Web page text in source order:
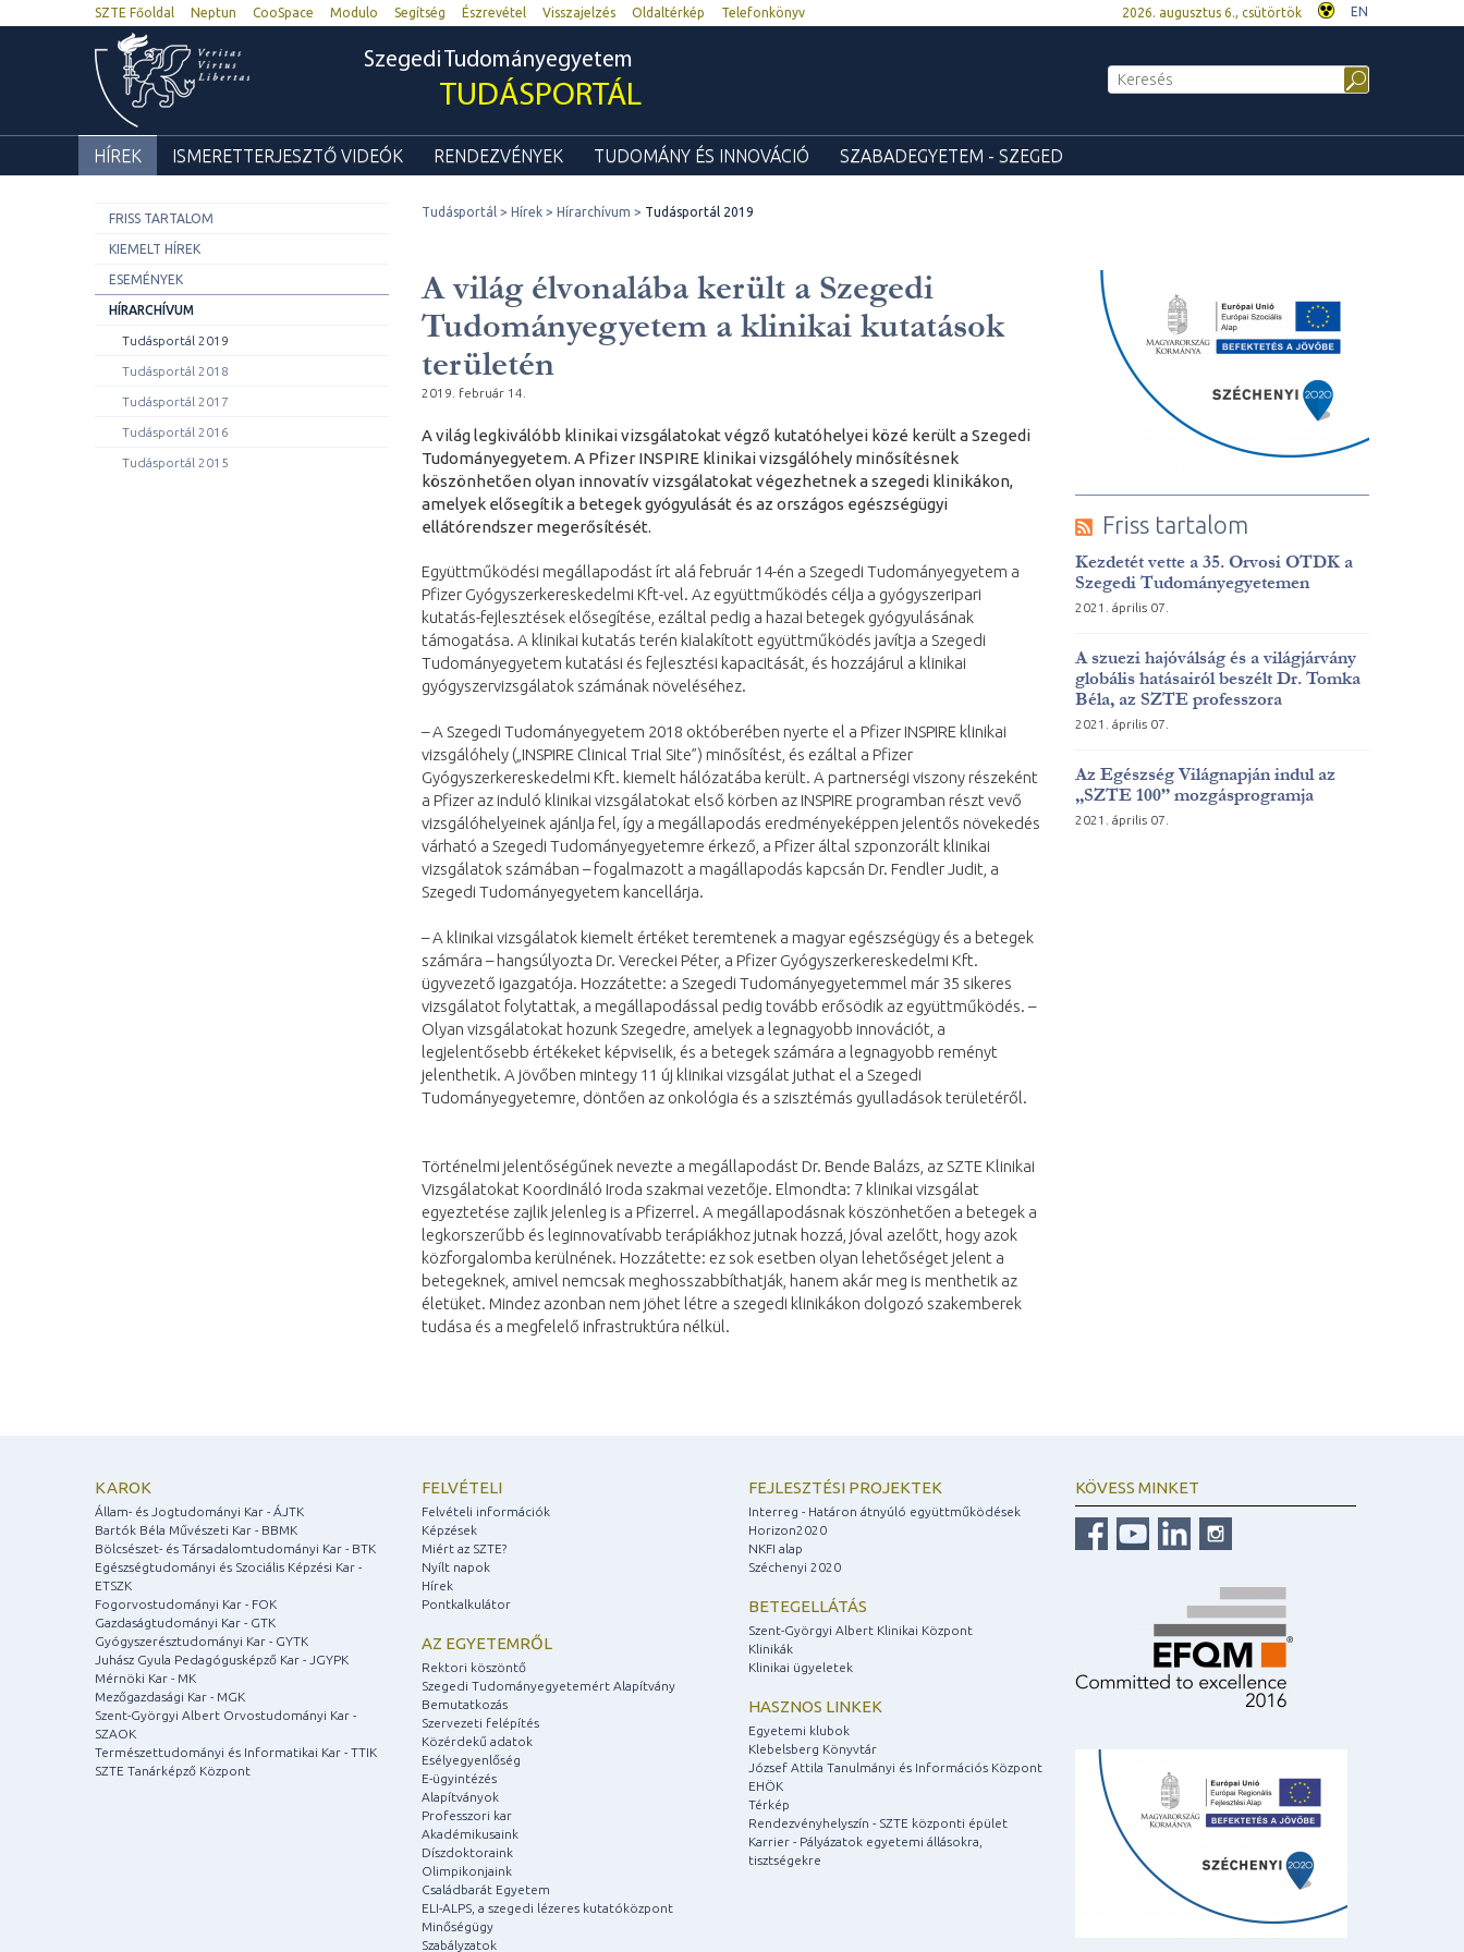
SZTE Főoldal Neptun CooSpace Modulo Segítség Észrevétel Visszajelzés Oldaltérkép Telefonkönyv 2026. augusztus 6., csütörtök EN
Szegedi Tudományegyetem
TUDÁSPORTÁL
HÍREK ISMERETTERJESZTŐ VIDEÓK RENDEZVÉNYEK TUDOMÁNY ÉS INNOVÁCIÓ SZABADEGYETEM - SZEGED
FRISS TARTALOM
KIEMELT HÍREK
ESEMÉNYEK
HÍRARCHÍVUM
Tudásportál 2019
Tudásportál 2018
Tudásportál 2017
Tudásportál 2016
Tudásportál 2015
Tudásportál Hírek Hírarchívum Tudásportál 2019
A világ élvonalába került a Szegedi
Tudományegyetem a klinikai kutatások
területén
2019. február 14.
A világ legkiválóbb klinikai vizsgálatokat végző kutatóhelyei közé került a Szegedi
Tudományegyetem. A Pfizer INSPIRE klinikai vizsgálóhely minősítésnek
köszönhetően olyan innovatív vizsgálatokat végezhetnek a szegedi klinikákon,
amelyek elősegítik a betegek gyógyulását és az országos egészségügyi
ellátórendszer megerősítését.
Együttműködési megállapodást írt alá február 14-én a Szegedi Tudományegyetem a
Pfizer Gyógyszerkereskedelmi Kft-vel. Az együttműködés célja a gyógyszeripari
kutatás-fejlesztések elősegítése, ezáltal pedig a hazai betegek gyógyulásának
támogatása. A klinikai kutatás terén kialakított együttműködés javítja a Szegedi
Tudományegyetem kutatási és fejlesztési kapacitását, és hozzájárul a klinikai
gyógyszervizsgálatok számának növeléséhez.
– A Szegedi Tudományegyetem 2018 októberében nyerte el a Pfizer INSPIRE klinikai
vizsgálóhely („INSPIRE Clinical Trial Site”) minősítést, és ezáltal a Pfizer
Gyógyszerkereskedelmi Kft. kiemelt hálózatába került. A partnerségi viszony részeként
a Pfizer az induló klinikai vizsgálatokat első körben az INSPIRE programban részt vevő
vizsgálóhelyeinek ajánlja fel, így a megállapodás eredményeképpen jelentős növekedés
várható a Szegedi Tudományegyetemre érkező, a Pfizer által szponzorált klinikai
vizsgálatok számában – fogalmazott a magállapodás kapcsán Dr. Fendler Judit, a
Szegedi Tudományegyetem kancellárja.
– A klinikai vizsgálatok kiemelt értéket teremtenek a magyar egészségügy és a betegek
számára – hangsúlyozta Dr. Vereckei Péter, a Pfizer Gyógyszerkereskedelmi Kft.
ügyvezető igazgatója. Hozzátette: a Szegedi Tudományegyetemmel már 35 sikeres
vizsgálatot folytattak, a megállapodással pedig tovább erősödik az együttműködés. –
Olyan vizsgálatokat hozunk Szegedre, amelyek a legnagyobb innovációt, a
legjelentősebb értékeket képviselik, és a betegek számára a legnagyobb reményt
jelenthetik. A jövőben mintegy 11 új klinikai vizsgálat juthat el a Szegedi
Tudományegyetemre, döntően az onkológia és a szisztémás gyulladások területéről.
Történelmi jelentőségűnek nevezte a megállapodást Dr. Bende Balázs, az SZTE Klinikai
Vizsgálatokat Koordináló Iroda szakmai vezetője. Elmondta: 7 klinikai vizsgálat
egyeztetése zajlik jelenleg is a Pfizerrel. A megállapodásnak köszönhetően a betegek a
legkorszerűbb és leginnovatívabb terápiákhoz jutnak hozzá, jóval azelőtt, hogy azok
közforgalomba kerülnének. Hozzátette: ez sok esetben olyan lehetőséget jelent a
betegeknek, amivel nemcsak meghosszabbíthatják, hanem akár meg is menthetik az
életüket. Mindez azonban nem jöhet létre a szegedi klinikákon dolgozó szakemberek
tudása és a megfelelő infrastruktúra nélkül.
Friss tartalom
Kezdetét vette a 35. Orvosi OTDK a
Szegedi Tudományegyetemen
2021. április 07.
A szuezi hajóválság és a világjárvány
globális hatásairól beszélt Dr. Tomka
Béla, az SZTE professzora
2021. április 07.
Az Egészség Világnapján indul az
„SZTE 100” mozgásprogramja
2021. április 07.
KAROK
Állam- és Jogtudományi Kar - ÁJTK
Bartók Béla Művészeti Kar - BBMK
Bölcsészet- és Társadalomtudományi Kar - BTK
Egészségtudományi és Szociális Képzési Kar -
ETSZK
Fogorvostudományi Kar - FOK
Gazdaságtudományi Kar - GTK
Gyógyszerésztudományi Kar - GYTK
Juhász Gyula Pedagógusképző Kar - JGYPK
Mérnöki Kar - MK
Mezőgazdasági Kar - MGK
Szent-Györgyi Albert Orvostudományi Kar -
SZAOK
Természettudományi és Informatikai Kar - TTIK
SZTE Tanárképző Központ
FELVÉTELI
Felvételi információk
Képzések
Miért az SZTE?
Nyílt napok
Hírek
Pontkalkulátor
AZ EGYETEMRŐL
Rektori köszöntő
Szegedi Tudományegyetemért Alapítvány
Bemutatkozás
Szervezeti felépítés
Közérdekű adatok
Esélyegyenlőség
E-ügyintézés
Alapítványok
Professzori kar
Akadémikusaink
Díszdoktoraink
Olimpikonjaink
Családbarát Egyetem
ELI-ALPS, a szegedi lézeres kutatóközpont
Minőségügy
Szabályzatok
FEJLESZTÉSI PROJEKTEK
Interreg - Határon átnyúló együttműködések
Horizon2020
NKFI alap
Széchenyi 2020
BETEGELLÁTÁS
Szent-Györgyi Albert Klinikai Központ
Klinikák
Klinikai ügyeletek
HASZNOS LINKEK
Egyetemi klubok
Klebelsberg Könyvtár
József Attila Tanulmányi és Információs Központ
EHÖK
Térkép
Rendezvényhelyszín - SZTE központi épület
Karrier - Pályázatok egyetemi állásokra,
tisztségekre
KÖVESS MINKET